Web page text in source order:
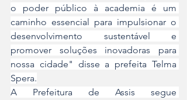
o poder público à academia é um
caminho essencial para impulsionar o
desenvolvimento sustentável e
promover soluções inovadoras para
nossa cidade" disse a prefeita Telma
Spera.
A Prefeitura de Assis segue